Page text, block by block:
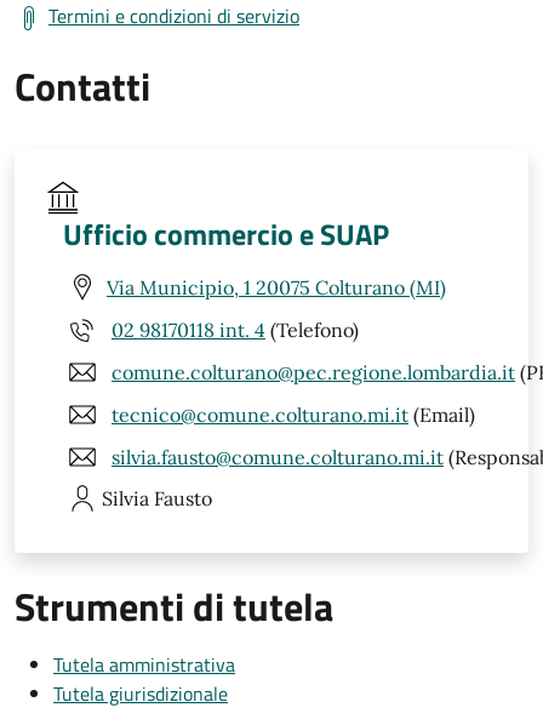
Termini e condizioni di servizio
Contatti
Ufficio commercio e SUAP
Via Municipio, 1 20075 Colturano (MI)
02 98170118 int. 4 (Telefono)
comune.colturano@pec.regione.lombardia.it
tecnico@comune.colturano.mi.it (Email)
silvia.fausto@comune.colturano.mi.it
Silvia Fausto
Strumenti di tutela
Tutela amministrativa
Tutela giurisdizionale